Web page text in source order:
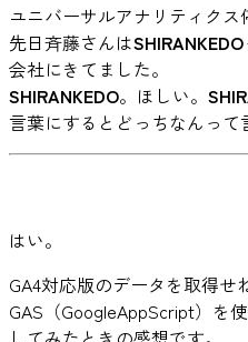
ユニバーサルアナリティクス
先日斉藤さんはSHIRANKEDO
会社にきてました。
SHIRANKEDO。ほしい。
言葉にするとどっちなんって
はい。
GA4対応版のデータを取得せ
GAS（GoogleAppScript）を